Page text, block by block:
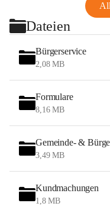
Dateien
Bürgerservice
2,08 MB
Formulare
8,16 MB
Gemeinde- &
3,49 MB
Kundmachungen
1,8 MB